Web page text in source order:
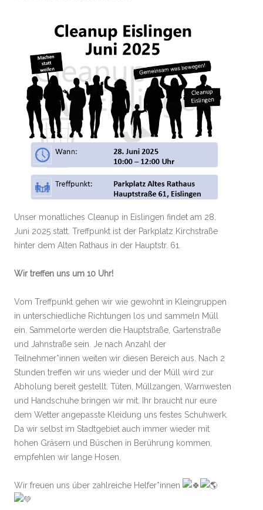
Unser monatliches Cleanup in Eislingen findet am 28.
Juni 2025 statt. Treffpunkt ist der Parkplatz Kirchstraße
hinter dem Alten Rathaus in der Hauptstr. 61.
Wir treffen uns um 10 Uhr!
Vom Treffpunkt gehen wir wie gewohnt in Kleingruppen
in unterschiedliche Richtungen los und sammeln Müll
ein. Sammelorte werden die Hauptstraße, Gartenstraße
und Jahnstraße sein. Je nach Anzahl der
Teilnehmer*innen weiten wir diesen Bereich aus. Nach 2
Stunden treffen wir uns wieder und der Müll wird zur
Abholung bereit gestellt. Tüten, Müllzangen, Warnwesten
und Handschuhe bringen wir mit. Ihr braucht nur eure
dem Wetter angepasste Kleidung uns festes Schuhwerk.
Da wir selbst im Stadtgebiet auch immer wieder mit
hohen Gräsern und Büschen in Berührung kommen,
empfehlen wir lange Hosen.
Wir freuen uns über zahlreiche Helfer*innen